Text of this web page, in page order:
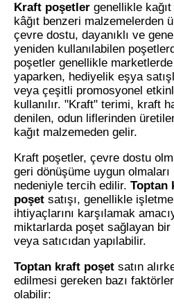
Kraft poşetler genellikle
kâğıt benzeri malzemelerden
çevre dostu, dayanıklı ve
yeniden kullanılabilen
poşetler genellikle
yaparken, hediyelik eşya
veya çeşitli promosyonel
kullanılır. "Kraft" terimi, kraft
denilen, odun liflerinden
kağıt malzemeden gelir.
Kraft poşetler, çevre dostu
geri dönüşüme uygun olmaları
nedeniyle tercih edilir. Toptan
poşet satışı, genellikle
ihtiyaçlarını karşılamak
miktarlarda poşet sağlayan bir
veya satıcıdan yapılabilir.
Toptan kraft poşet satın
edilmesi gereken bazı
olabilir: